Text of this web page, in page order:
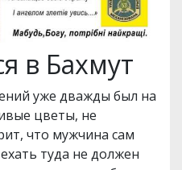
в Бахмут
уже дважды был на
цветы, не
что мужчина сам
туда не должен